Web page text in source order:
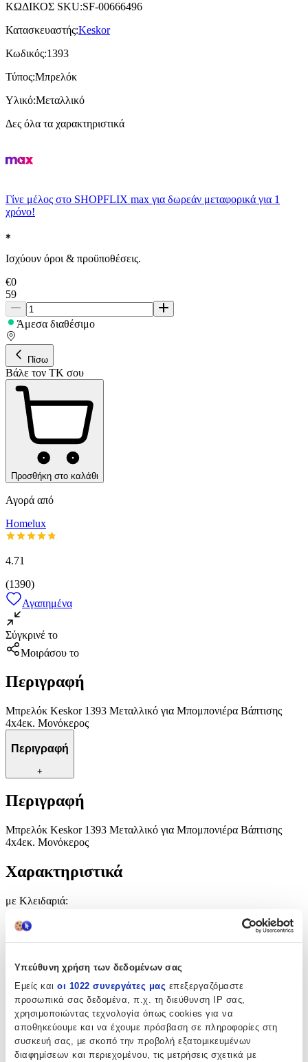
Υπεύθυνη χρήση των δεδομένων σας
Εμείς και οι 1022 συνεργάτες μας επεξεργαζόμαστε
προσωπικά σας δεδομένα, π.χ. τη διεύθυνση IP σας,
χρησιμοποιώντας τεχνολογία όπως cookies για να
αποθηκεύουμε και να έχουμε πρόσβαση σε πληροφορίες στη
συσκευή σας, με σκοπό την προβολή εξατομικευμένων
διαφημίσεων και περιεχομένου, τις μετρήσεις σχετικά με
ΚΩΔΙΚΟΣ SKU:SF-00666496
Κατασκευαστής:Keskor
Κωδικός:1393
Τύπος:Μπρελόκ
Υλικό:Μεταλλικό
Δες όλα τα χαρακτηριστικά
Γίνε μέλος στο SHOPFLIX max για δωρεάν μεταφορικά για 1
χρόνο!
Ισχύουν όροι & προϋποθέσεις.
€0
59
Άμεσα διαθέσιμο
Πίσω
Βάλε τον ΤΚ σου
Προσθήκη στο καλάθι
Αγορά από
Homelux
4.71
(1390)
Αγαπημένα
Σύγκρινέ το
Μοιράσου το
Περιγραφή
Μπρελόκ Keskor 1393 Μεταλλικό για Μπομπονιέρα Βάπτισης
4x4εκ. Μονόκερος
Περιγραφή
+
Περιγραφή
Μπρελόκ Keskor 1393 Μεταλλικό για Μπομπονιέρα Βάπτισης
4x4εκ. Μονόκερος
Χαρακτηριστικά
με Κλειδαριά:
Μπρελόκ
Υλικό
Μεταλλικό
Κατασκευαστής :